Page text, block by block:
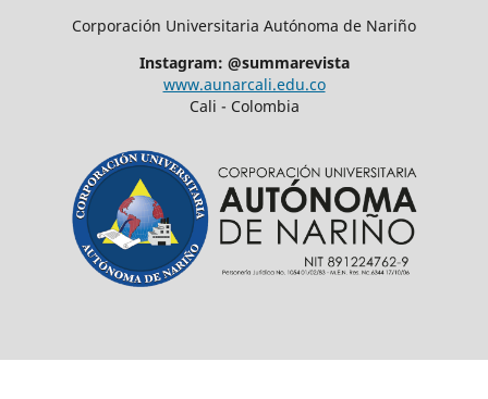
Corporación Universitaria Autónoma de Nariño
Instagram: @summarevista
www.aunarcali.edu.co
Cali - Colombia